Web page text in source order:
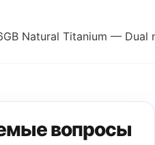
Natural Titanium — Dual
вопросы